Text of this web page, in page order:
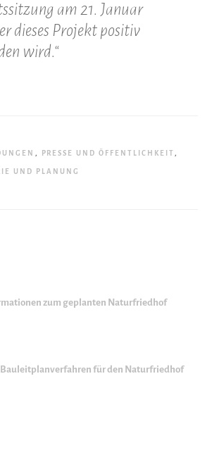
am 21. Januar
dieses Projekt positiv
wird.“
, PRESSE UND ÖFFENTLICHKEIT ,
UND PLANUNG
zum geplanten Naturfriedhof
für den Naturfriedhof